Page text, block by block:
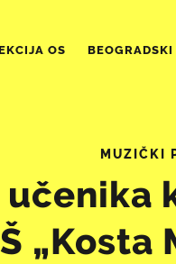
OS BEOGRADSKI
MUZIČKI
„Kosta